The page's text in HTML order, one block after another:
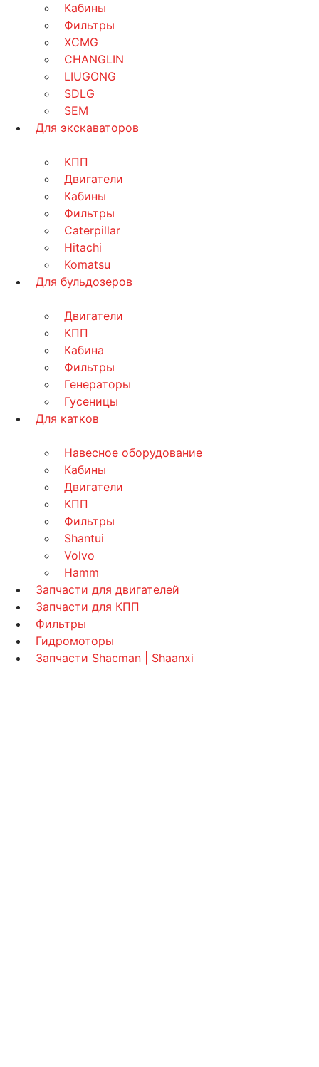
Кабины
Фильтры
XCMG
CHANGLIN
LIUGONG
SDLG
SEM
Для экскаваторов
КПП
Двигатели
Кабины
Фильтры
Caterpillar
Hitachi
Komatsu
Для бульдозеров
Двигатели
КПП
Кабина
Фильтры
Генераторы
Гусеницы
Для катков
Навесное оборудование
Кабины
Двигатели
КПП
Фильтры
Shantui
Volvo
Hamm
Запчасти для двигателей
Запчасти для КПП
Фильтры
Гидромоторы
Запчасти Shacman | Shaanxi